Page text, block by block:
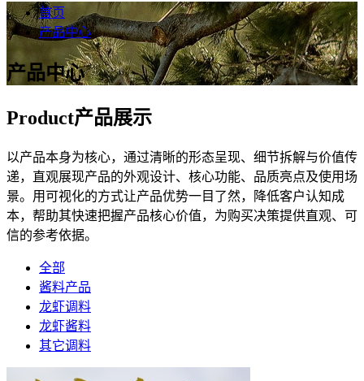
首页
产品中心
产品中心
Product产品展示
以产品本身为核心，通过清晰的形态呈现、细节拆解与价值传
递，直观展现产品的外观设计、核心功能、品质亮点及使用场
景。用可视化的方式让产品优势一目了然，降低客户认知成
本，帮助其快速把握产品核心价值，为购买决策提供直观、可
信的参考依据。
全部
酱料产品
龙虾调料
龙虾酱料
其它调料